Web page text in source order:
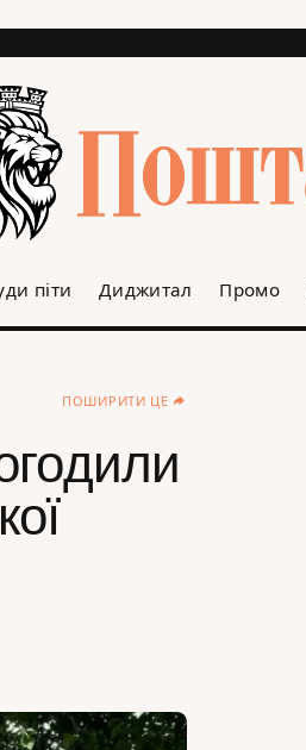
піти Диджитал Промо
ПОШИРИТИ ЦЕ